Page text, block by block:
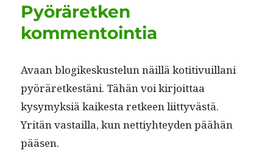
Pyöräretken
kommentointia
Avaan blogikeskustelun näil­lä koti­tivuil­lani
pyöräretkestäni. Tähän voi kir­joit­taa
kysymyk­siä kaikesta ret­keen liit­tyvästä.
Yritän vas­tail­la, kun net­tiy­htey­den päähän
pääsen.